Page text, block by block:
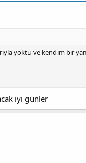
yoktu ve kendim bir
iyi günler